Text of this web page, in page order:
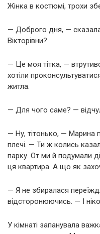
Жінка в костюмі, трохи
— Доброго дня, —
Вікторівни?
— Це моя тітка, —
хотіли
житла.
— Для чого саме? —
— Ну, тітонько, — Марина
плечі. — Ти ж колись
парку. От ми й подумали
ця квартира. А що як
— Я не збиралася
відсторонюючись. — І
У кімнаті запанувала